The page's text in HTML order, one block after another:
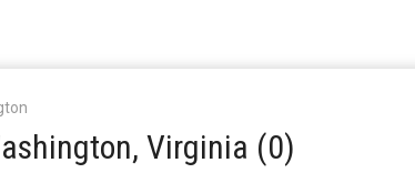
Virginia (0)